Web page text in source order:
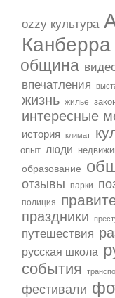
ozzy культура
Канберра
община
впечатления
жизнь жилье
интересные
история климат
опыт люди
образование
отзывы парки
полиция
праздники
путешествия
русская школа
события
фестивали